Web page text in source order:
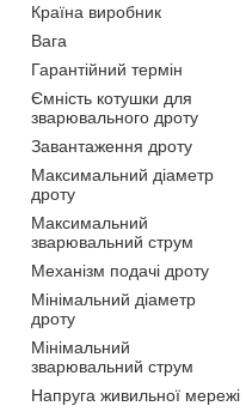
Країна виробник
Вага
Гарантійний термін
Ємність котушки для
зварювального дроту
Завантаження дроту
Максимальний діаметр
дроту
Максимальний
зварювальний струм
Механізм подачі дроту
Мінімальний діаметр
дроту
Мінімальний
зварювальний струм
Напруга живильної мережі